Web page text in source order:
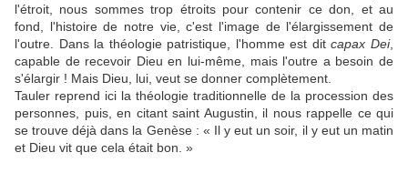
l'étroit, nous sommes trop étroits pour contenir ce don, et au
fond, l'histoire de notre vie, c'est l'image de l'élargissement de
l'outre. Dans la théologie patristique, l'homme est ditcapax Dei,
capable de recevoir Dieu en lui-même, mais l'outre a besoin de
s'élargir ! Mais Dieu, lui, veut se donner complètement.
Tauler reprend ici la théologie traditionnelle de la procession des
personnes, puis, en citant saint Augustin, il nous rappelle ce qui
se trouve déjà dans la Genèse : « Il y eut un soir, il y eut un matin
et Dieu vit que cela était bon. »